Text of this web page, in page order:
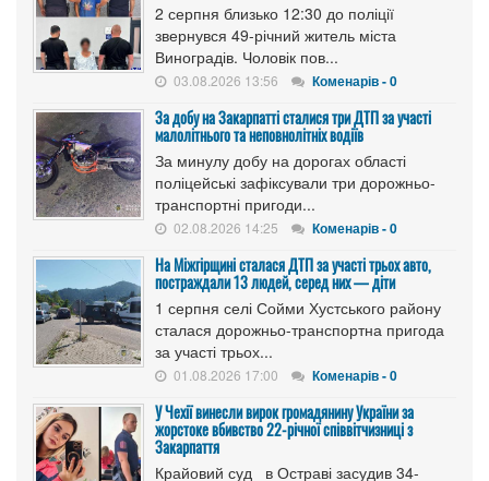
2 серпня близько 12:30 до поліції
звернувся 49-річний житель міста
Виноградів. Чоловік пов...
03.08.2026 13:56 Коменарів - 0
За добу на Закарпатті сталися три ДТП за участі
малолітнього та неповнолітніх водіїв
За минулу добу на дорогах області
поліцейські зафіксували три дорожньо-
транспортні пригоди...
02.08.2026 14:25 Коменарів - 0
На Міжгірщині сталася ДТП за участі трьох авто,
постраждали 13 людей, серед них — діти
1 серпня селі Сойми Хустського району
сталася дорожньо-транспортна пригода
за участі трьох...
01.08.2026 17:00 Коменарів - 0
У Чехії винесли вирок громадянину України за
жорстоке вбивство 22-річної співвітчизниці з
Закарпаття
Крайовий суд в Остраві засудив 34-